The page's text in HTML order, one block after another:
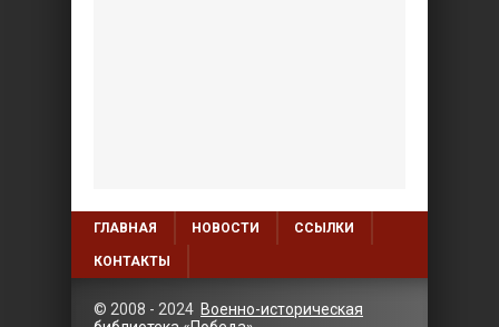
ГЛАВНАЯ НОВОСТИ ССЫЛКИ
КОНТАКТЫ
© 2008 - 2024 Военно-историческая